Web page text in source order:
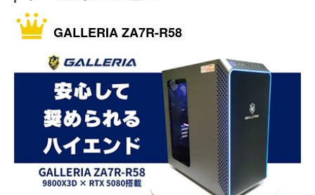
GALLERIA ZA7R-R58